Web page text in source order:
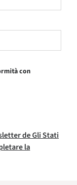
con
de Gli Stati
la